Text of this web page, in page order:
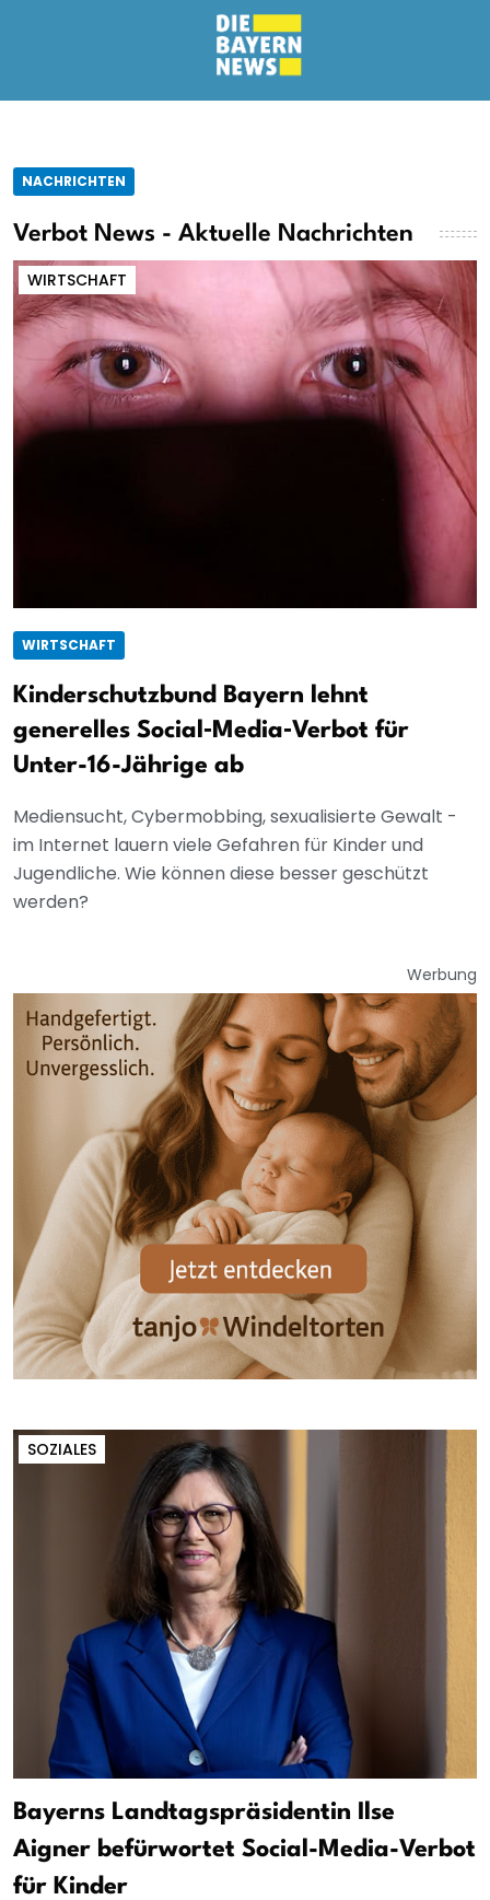
NACHRICHTEN
Verbot News - Aktuelle Nachrichten
WIRTSCHAFT
WIRTSCHAFT
Kinderschutzbund Bayern lehnt
generelles Social‑Media‑Verbot für
Unter-16-Jährige ab
Mediensucht, Cybermobbing, sexualisierte Gewalt -
im Internet lauern viele Gefahren für Kinder und
Jugendliche. Wie können diese besser geschützt
werden?
Werbung
SOZIALES
Bayerns Landtagspräsidentin Ilse
Aigner befürwortet Social-Media-Verbot
für Kinder